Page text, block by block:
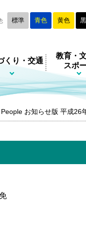
標準 青色 黄色
くり・交通
教育・
スポ
People お知らせ版 平成26